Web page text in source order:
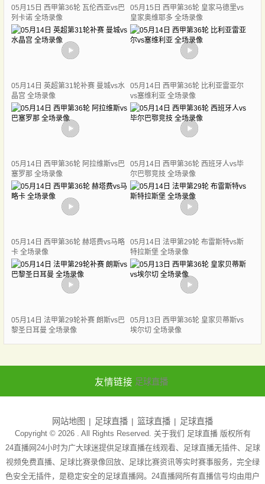
05月15日 西甲第36轮 瓦伦西亚vs巴
列卡诺 全场录像
05月15日 西甲第36轮 皇家马德里vs
皇家奥维耶多 全场录像
05月14日 英超第31轮补赛 曼城vs水
晶宫 全场录像
05月14日 西甲第36轮 比利亚雷亚尔
vs塞维利亚 全场录像
05月14日 西甲第36轮 阿拉维斯vs巴
塞罗那 全场录像
05月14日 西甲第36轮 西班牙人vs毕
尔巴鄂竞技 全场录像
05月14日 西甲第36轮 赫塔费vs马略
卡 全场录像
05月14日 法甲第29轮 布雷斯特vs斯
特拉斯堡 全场录像
05月14日 法甲第29轮补赛 朗斯vs巴
黎圣日耳曼 全场录像
05月13日 西甲第36轮 皇家贝蒂斯vs
埃尔切 全场录像
友情链接 足球直播
网站地图 足球直播 篮球直播 足球直播
Copyright © 2026 . All Rights Reserved. 关于我们 足球直播版权所有
24直播网24小时为广大球迷提供足球直播在线观看、足球直播无插件、足球
视频免费直播、足球比赛录像回放、足球比赛资讯等实时赛事服务，完全绿
色安全无插件，是稳定安全的足球直播网。24直播网所有直播信号均由用户